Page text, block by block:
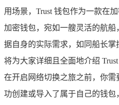
用场景，Trust 钱包作为一款在
加密钱包，宛如一艘灵活的航
据自身的实际需求，如同船长掌
将为大家详细且全面地介绍
在开启网络切换之旅之前，你需
功创建或导入了属于自己的钱